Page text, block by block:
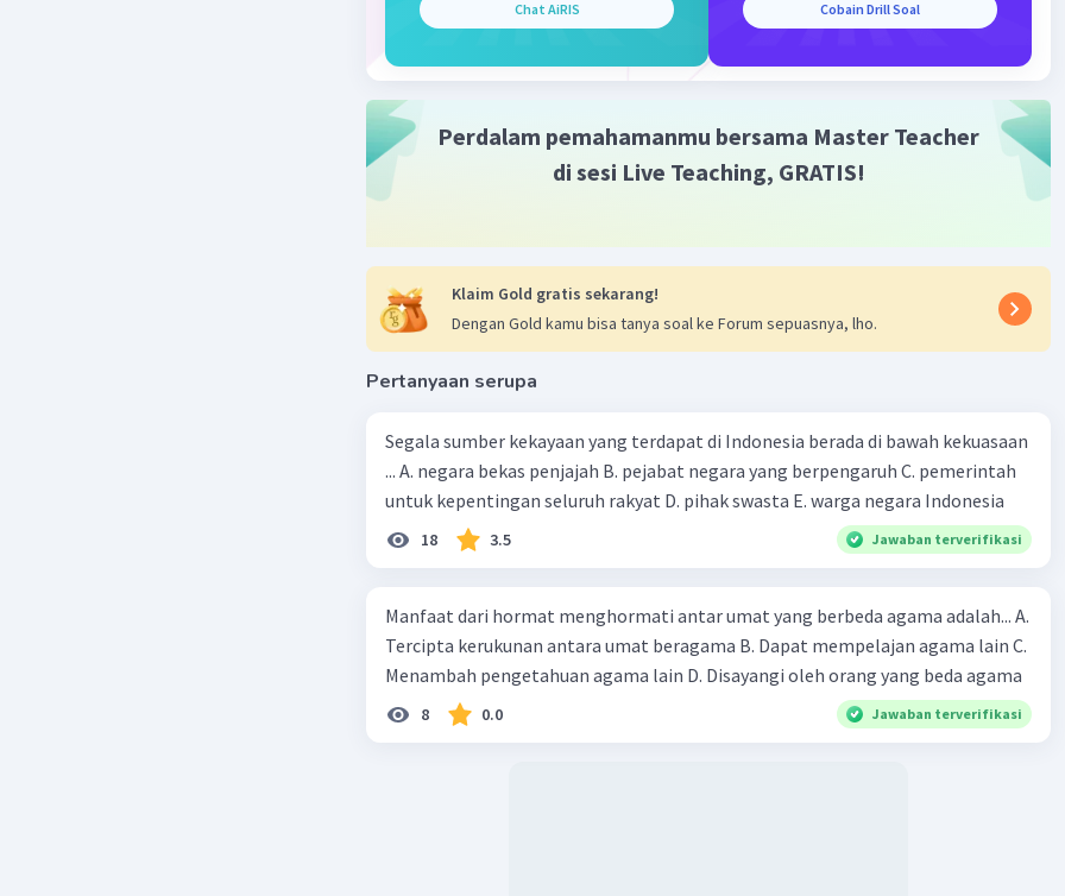
Chat AiRIS Cobain Drill Soal
Perdalam pemahamanmu bersama Master Teacher
di sesi Live Teaching, GRATIS!
Klaim Gold gratis sekarang!
Dengan Gold kamu bisa tanya soal ke Forum sepuasnya, lho.
Pertanyaan serupa
Segala sumber kekayaan yang terdapat di Indonesia berada di bawah kekuasaan
... A. negara bekas penjajah B. pejabat negara yang berpengaruh C. pemerintah
untuk kepentingan seluruh rakyat D. pihak swasta E. warga negara Indonesia
18 3.5 Jawaban terverifikasi
Manfaat dari hormat menghormati antar umat yang berbeda agama adalah... A.
Tercipta kerukunan antara umat beragama B. Dapat mempelajan agama lain C.
Menambah pengetahuan agama lain D. Disayangi oleh orang yang beda agama
8 0.0 Jawaban terverifikasi